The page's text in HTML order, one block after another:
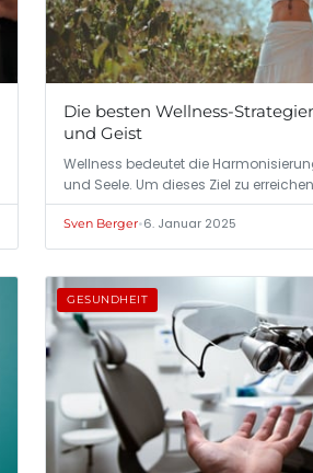
Die besten Wellness-
und Geist
Wellness bedeutet die
und Seele. Um dieses Ziel zu
Sven Berger•6. Januar 2025
GESUNDHEIT